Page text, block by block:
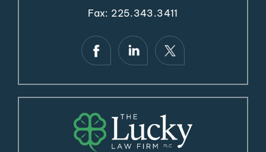
Fax: 225.343.3411